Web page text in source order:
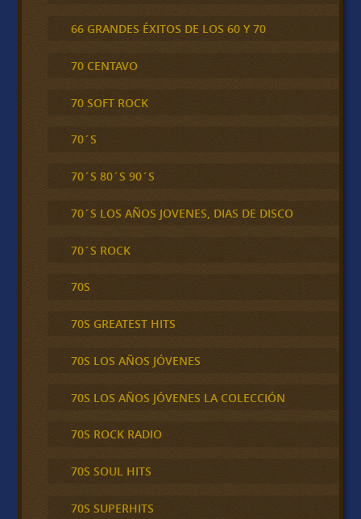
66 GRANDES ÉXITOS DE LOS 60 Y 70
70 CENTAVO
70 SOFT ROCK
70´S
70´S 80´S 90´S
70´S LOS AÑOS JOVENES, DIAS DE DISCO
70´S ROCK
70S
70S GREATEST HITS
70S LOS AÑOS JÓVENES
70S LOS AÑOS JÓVENES LA COLECCIÓN
70S ROCK RADIO
70S SOUL HITS
70S SUPERHITS